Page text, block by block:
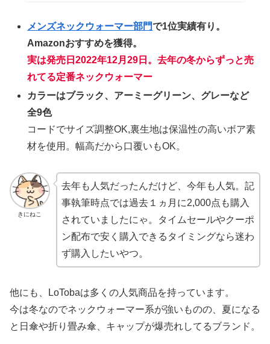
メンズネックウォーマー部門で1位実績有り。
Amazonおすすめを獲得。
実は発売日2022年12月29日。去年の冬からずっと売
れてる定番ネックウォーマー
カラーはブラック、アーミーグリーン、グレーなど
全9色
コードでサイズ調整OK,裏生地は保温性の高いボア素
材を使用。幅高だから口覆いもOK。
きにねこ
去年も人気だったんだけど、今年も人気。記
事執筆時点では過去１ヵ月に2,000点も購入
されていましたにゃ。タイムセールやクーポ
ン配布で安く購入できるタイミングなら迷わ
ず購入したいやつ。
他にも、LoTobaは多くの人気商品を持っています。
今は冬なのでネックウォーマー系が強いものの、夏になる
と日傘や折り畳み傘、キャップが爆売れしてるブランド。